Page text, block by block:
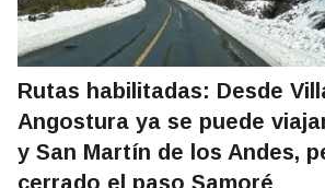
Rutas habilitadas: Desde
Angostura ya se puede
y San Martín de los Andes,
cerrado el paso Samoré